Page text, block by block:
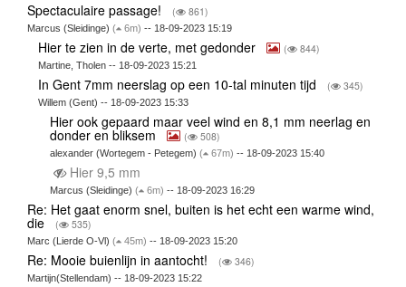
Spectaculaire passage! ( 861)
Marcus (Sleidinge) ( 6m) -- 18-09-2023 15:19
Hier te zien in de verte, met gedonder ( 844)
Martine, Tholen -- 18-09-2023 15:21
In Gent 7mm neerslag op een 10-tal minuten tijd ( 345)
Willem (Gent) -- 18-09-2023 15:33
Hier ook gepaard maar veel wind en 8,1 mm neerlag en
donder en bliksem ( 508)
alexander (Wortegem - Petegem) ( 67m) -- 18-09-2023 15:40
Hier 9,5 mm
Marcus (Sleidinge) ( 6m) -- 18-09-2023 16:29
Re: Het gaat enorm snel, buiten is het echt een warme wind,
die ( 535)
Marc (Lierde O-Vl) ( 45m) -- 18-09-2023 15:20
Re: Mooie buienlijn in aantocht! ( 346)
Martijn(Stellendam) -- 18-09-2023 15:22